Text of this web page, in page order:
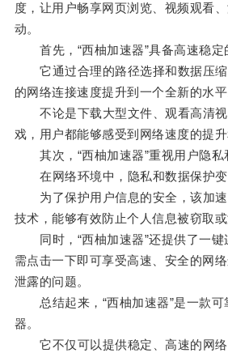
度，让用户畅享网页浏览、视频观看
动。
首先，“西柚加速器”具备高速稳定
它通过合理的路径选择和数据压缩
的网络连接速度提升到一个全新的水平
不论是下载大型文件、观看高清视
戏，用户都能够感受到网络速度的提
其次，“西柚加速器”重视用户隐私
在网络环境中，隐私和数据保护变
为了保护用户信息的安全，该加速
技术，能够有效防止个人信息被窃取或
同时，“西柚加速器”还提供了一键
需点击一下即可享受高速、安全的网
泄露的问题。
总结起来，“西柚加速器”是一款可
器。
它不仅可以提供稳定、高速的网络